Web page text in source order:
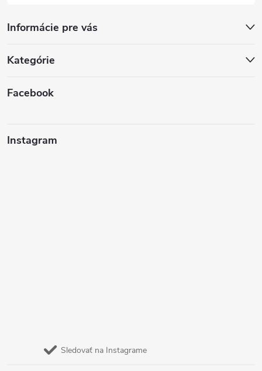
Informácie pre vás
Kategórie
Facebook
Instagram
Sledovať na Instagrame